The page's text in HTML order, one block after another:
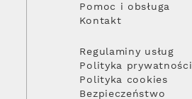
Pomoc i obsługa
Kontakt
Regulaminy usług
Polityka prywatności
Polityka cookies
Bezpieczeństwo